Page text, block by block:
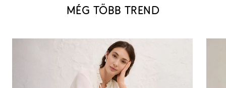
MÉG TÖBB TREND